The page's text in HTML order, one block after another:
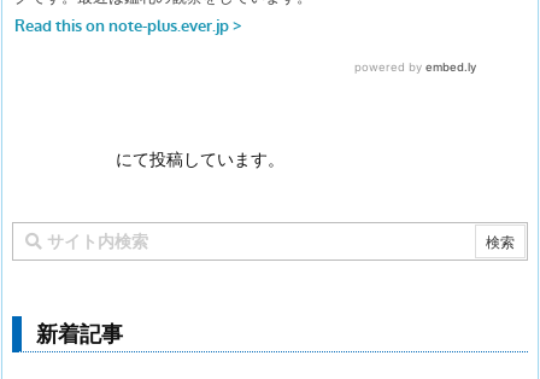
にて投稿しています。
新着記事